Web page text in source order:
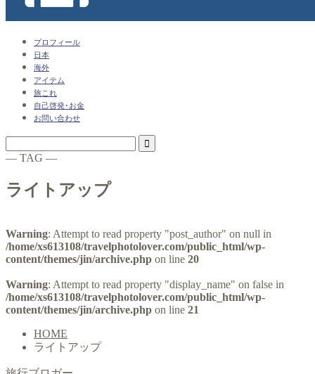
プロフィール
日本
海外
アイテム
旅これ
自己啓発･お金
お問い合わせ
― TAG ―
ライトアップ
Warning: Attempt to read property "post_author" on null in
/home/xs613108/travelphotolover.com/public_html/wp-
content/themes/jin/archive.php on line 20
Warning: Attempt to read property "display_name" on false in
/home/xs613108/travelphotolover.com/public_html/wp-
content/themes/jin/archive.php on line 21
HOME
ライトアップ